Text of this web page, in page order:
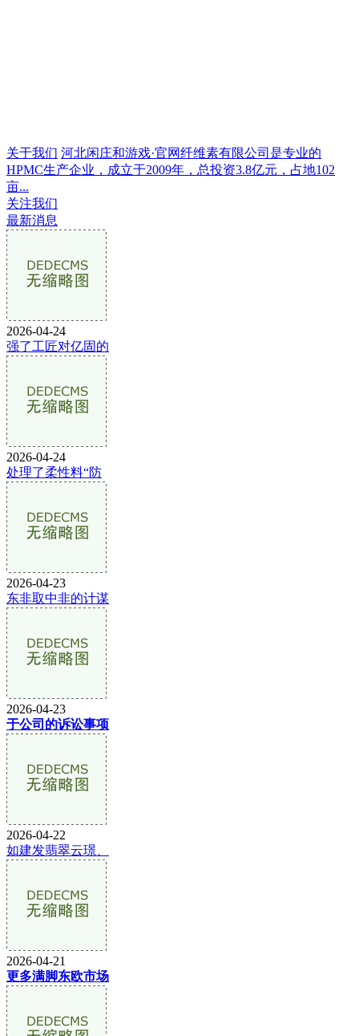
关于我们 河北闲庄和游戏·官网纤维素有限公司是专业的
HPMC生产企业，成立于2009年，总投资3.8亿元，占地102
亩...
关注我们
最新消息
2026-04-24
强了工匠对亿固的
2026-04-24
处理了柔性料“防
2026-04-23
东非取中非的计谋
2026-04-23
于公司的诉讼事项
2026-04-22
如建发翡翠云璟、
2026-04-21
更多满脚东欧市场